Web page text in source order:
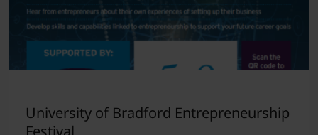
University of Bradford Entrepreneurship
Festival